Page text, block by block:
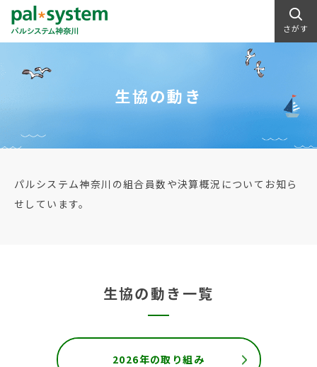
さがす
生協の動き
パルシステム神奈川の組合員数や決算概況についてお知ら
せしています。
生協の動き一覧
2026年の取り組み